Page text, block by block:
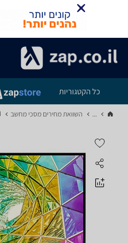
כל הקטגוריות
... השוואת מחירים מסכי מחשב‏